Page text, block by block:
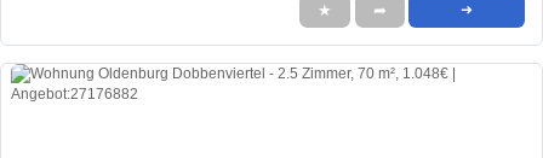
★ ➦ ➜